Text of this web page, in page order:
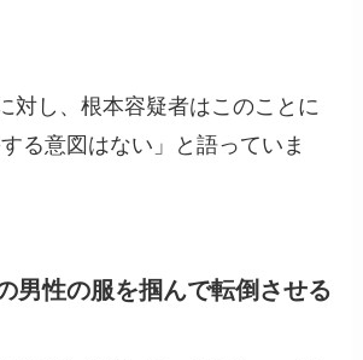
対し、根本容疑者はこのことに
る意図はない」と語っていま
男性の服を掴んで転倒させる